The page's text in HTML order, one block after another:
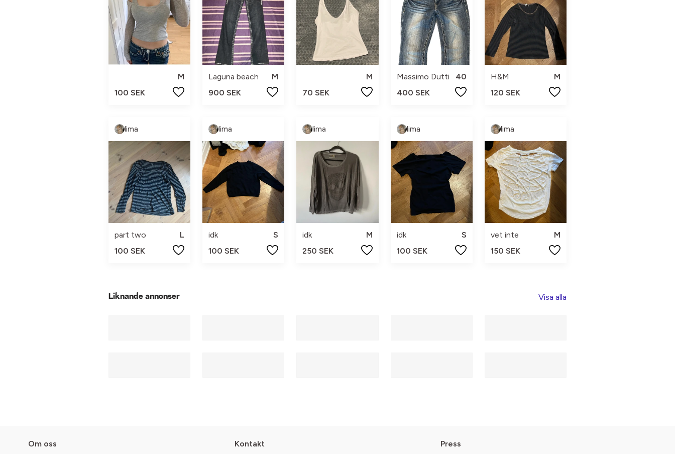
M
100 SEK
Laguna beach
M
900 SEK
M
70 SEK
Massimo Dutti
40
400 SEK
H&M
M
120 SEK
lima
part two
L
100 SEK
lima
idk
S
100 SEK
lima
idk
M
250 SEK
lima
idk
S
100 SEK
lima
vet inte
M
150 SEK
Liknande annonser Visa alla
Om oss Kontakt Press